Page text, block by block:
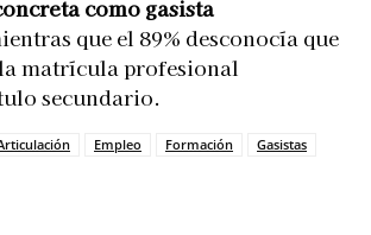
como gasista
que el 89% desconocía que
matrícula profesional
secundario.
Empleo Formación Gasistas